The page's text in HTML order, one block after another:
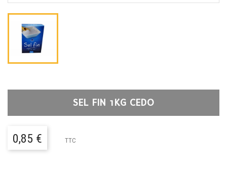
SEL FIN 1KG CEDO
0,85 € TTC